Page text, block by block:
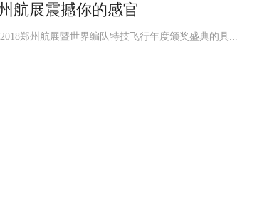
航展震撼你的感官
郑州航展暨世界编队特技飞行年度颁奖盛典的具...